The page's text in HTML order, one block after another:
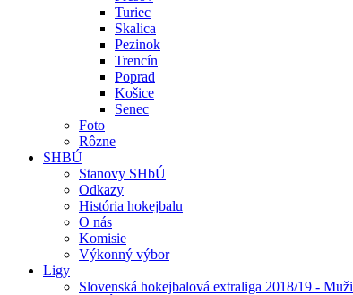
Turiec
Skalica
Pezinok
Trencín
Poprad
Košice
Senec
Foto
Rôzne
SHBÚ
Stanovy SHbÚ
Odkazy
História hokejbalu
O nás
Komisie
Výkonný výbor
Ligy
Slovenská hokejbalová extraliga 2018/19 - Muži